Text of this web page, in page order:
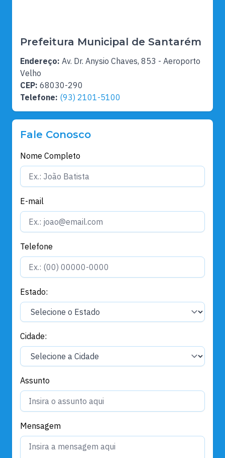
Prefeitura Municipal de Santarém
Endereço: Av. Dr. Anysio Chaves, 853 - Aeroporto
Velho
CEP: 68030-290
Telefone: (93) 2101-5100
Fale Conosco
Nome Completo
E-mail
Telefone
Estado:
Cidade:
Assunto
Mensagem